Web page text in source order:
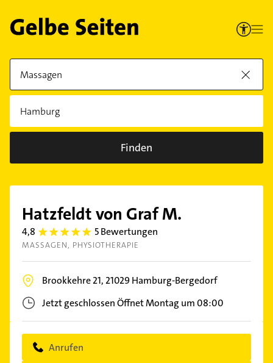
Finden
Hatzfeldt von Graf M.
4,8 4.8 5 Bewertungen
MASSAGEN PHYSIOTHERAPIE
Brookkehre 21, 21029Hamburg-Bergedorf
Jetzt geschlossenÖffnet Montag um 08:00
Anrufen